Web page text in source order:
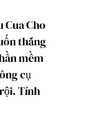
Cua Cho
thắng
mềm
cụ
Tính